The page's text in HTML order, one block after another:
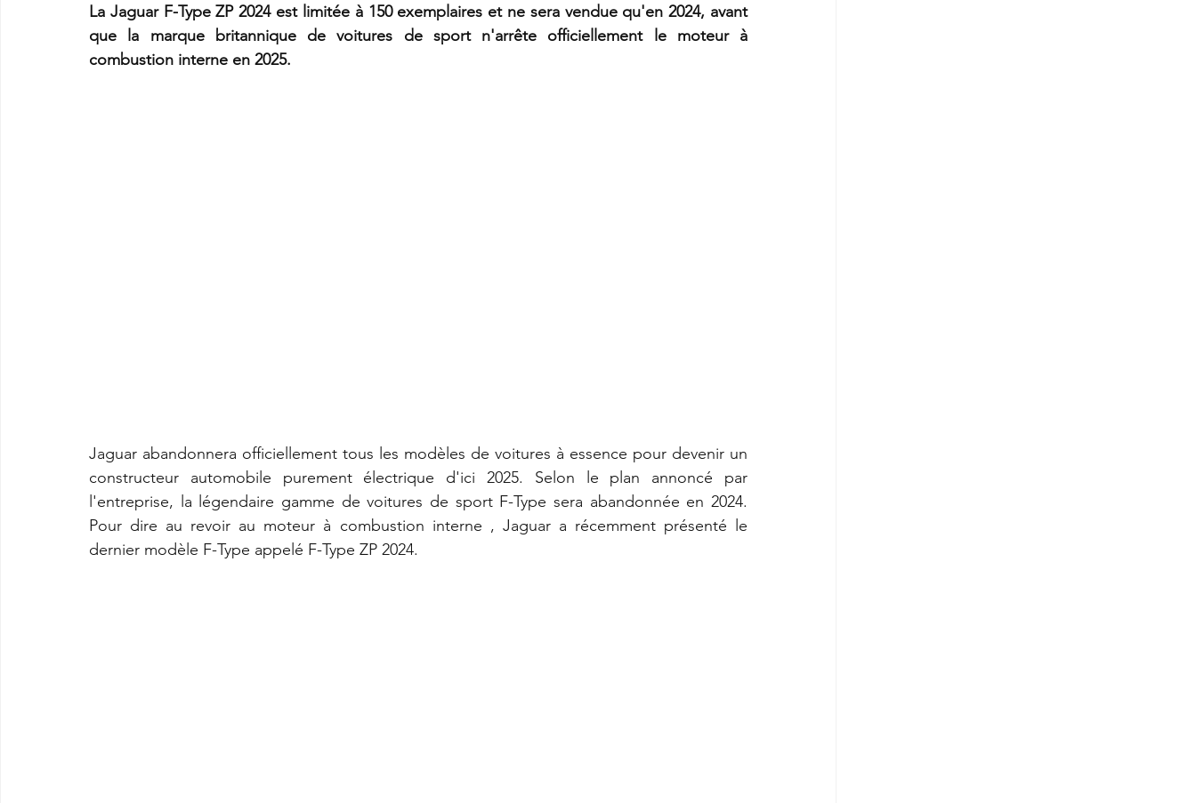
La Jaguar F-Type ZP 2024 est limitée à 150 exemplaires et ne sera vendue qu'en 2024, avant
que la marque britannique de voitures de sport n'arrête officiellement le moteur à
combustion interne en 2025.
Jaguar abandonnera officiellement tous les modèles de voitures à essence pour devenir un
constructeur automobile purement électrique d'ici 2025. Selon le plan annoncé par
l'entreprise, la légendaire gamme de voitures de sport F-Type sera abandonnée en 2024.
Pour dire au revoir au moteur à combustion interne , Jaguar a récemment présenté le
dernier modèle F-Type appelé F-Type ZP 2024.